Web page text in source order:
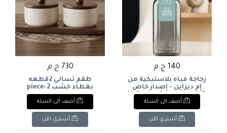
140 ج.م
زجاجة مياه بلاستيكية من
إم ديزاين - إصدار خاص
(0.5 لتر)M-Design Special
Edition Plastic Water
Bottle (0.5L
أضف الى السلة
أشتري الآن
730 ج.م
طقم تسالي 2قطعه
بغطاء خشب 2-piece
snack set with wooden
lid
أضف الى السلة
أشتري الآن